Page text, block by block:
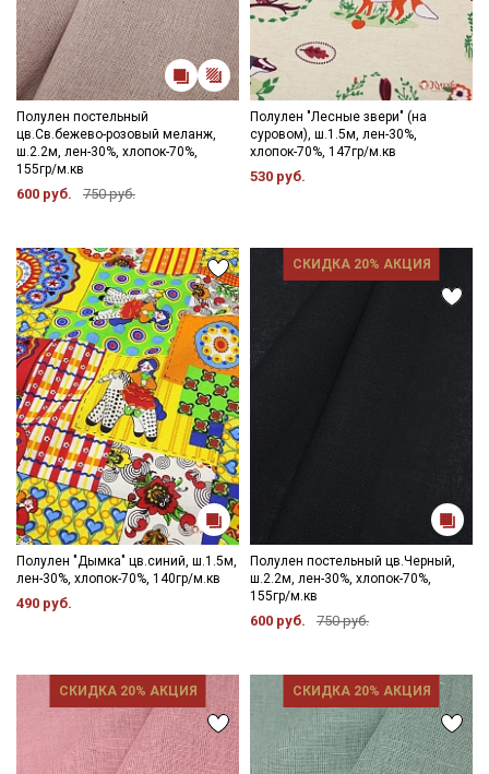
Полулен постельный
цв.Св.бежево-розовый меланж,
ш.2.2м, лен-30%, хлопок-70%,
155гр/м.кв
600 руб. 750 руб.
Полулен "Лесные звери" (на
суровом), ш.1.5м, лен-30%,
хлопок-70%, 147гр/м.кв
530 руб.
Полулен "Дымка" цв.синий, ш.1.5м,
лен-30%, хлопок-70%, 140гр/м.кв
490 руб.
СКИДКА 20% АКЦИЯ
Полулен постельный цв.Черный,
ш.2.2м, лен-30%, хлопок-70%,
155гр/м.кв
600 руб. 750 руб.
СКИДКА 20% АКЦИЯ СКИДКА 20% АКЦИЯ